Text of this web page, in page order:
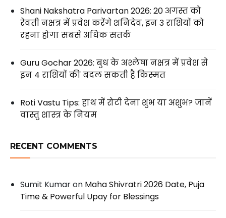
Shani Nakshatra Parivartan 2026: 20 अगस्त को
रेवती नक्षत्र में प्रवेश करेंगे शनिदेव, इन 3 राशियों को
रहना होगा सबसे अधिक सतर्क
Guru Gochar 2026: बुध के अश्लेषा नक्षत्र में प्रवेश से
इन 4 राशियों की बदल सकती है किस्मत
Roti Vastu Tips: हाथ में रोटी देना शुभ या अशुभ? जानें
वास्तु शास्त्र के नियम
RECENT COMMENTS
Sumit Kumaron Maha Shivratri 2026 Date, Puja
Time & Powerful Upay for Blessings